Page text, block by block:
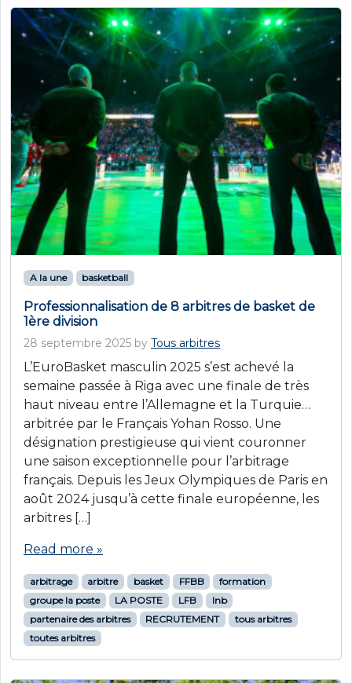
A la une basketball
Professionnalisation de 8 arbitres de basket de
1ère division
28 septembre 2025 by Tous arbitres
L’EuroBasket masculin 2025 s’est achevé la
semaine passée à Riga avec une finale de très
haut niveau entre l’Allemagne et la Turquie…
arbitrée par le Français Yohan Rosso. Une
désignation prestigieuse qui vient couronner
une saison exceptionnelle pour l’arbitrage
français. Depuis les Jeux Olympiques de Paris en
août 2024 jusqu’à cette finale européenne, les
arbitres […]
Read more »
arbitrage arbitre basket FFBB
formation
groupe la poste
LA POSTE LFB
lnb
partenaire des arbitres
RECRUTEMENT
tous arbitres
toutes arbitres